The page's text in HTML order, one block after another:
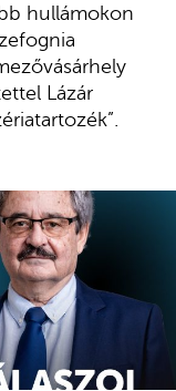
hullámokon
Lázár